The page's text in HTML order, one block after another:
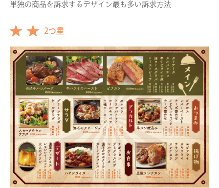
単独の商品を訴求するデザイン最も多い訴求方法
2つ星